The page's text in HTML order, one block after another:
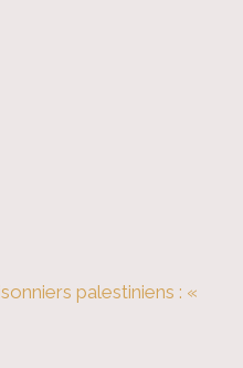
palestiniens : «